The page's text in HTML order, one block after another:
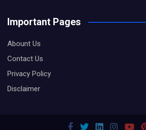
Important Pages
Abount Us
Contact Us
Privacy Policy
Disclaimer